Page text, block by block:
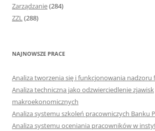
Zarządzanie(284)
ZZL(288)
NAJNOWSZE PRACE
Analiza tworzenia się i funkcjonowania nadzoru
Analiza techniczna jako odzwierciedlenie zjawisk
makroekonomicznych
Analiza systemu szkoleń pracowniczych Banku
Analiza systemu oceniania pracowników w